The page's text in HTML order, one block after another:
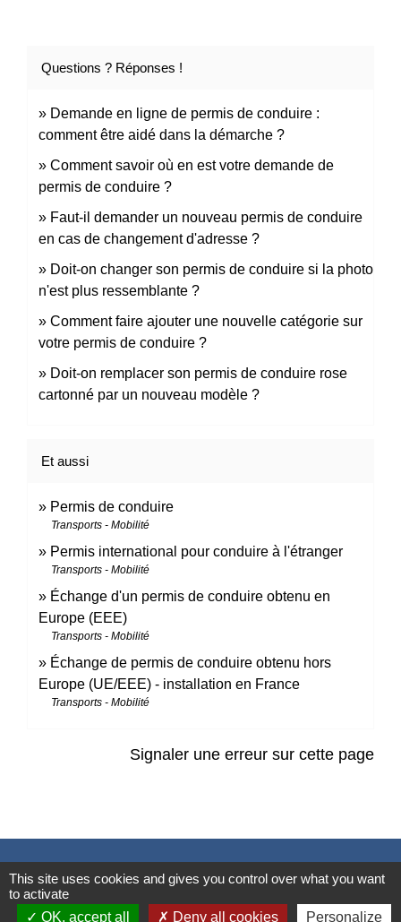
Questions ? Réponses !
Demande en ligne de permis de conduire :
comment être aidé dans la démarche ?
Comment savoir où en est votre demande de
permis de conduire ?
Faut-il demander un nouveau permis de conduire
en cas de changement d'adresse ?
Doit-on changer son permis de conduire si la photo
n'est plus ressemblante ?
Comment faire ajouter une nouvelle catégorie sur
votre permis de conduire ?
Doit-on remplacer son permis de conduire rose
cartonné par un nouveau modèle ?
Et aussi
Permis de conduire
Transports - Mobilité
Permis international pour conduire à l'étranger
Transports - Mobilité
Échange d'un permis de conduire obtenu en
Europe (EEE)
Transports - Mobilité
Échange de permis de conduire obtenu hors
Europe (UE/EEE) - installation en France
Transports - Mobilité
Signaler une erreur sur cette page
Contacts
Mairie de Marssac-sur-Tarn
This site uses cookies and gives you control over what you want
to activate
OK, accept all
Deny all cookies Personalize